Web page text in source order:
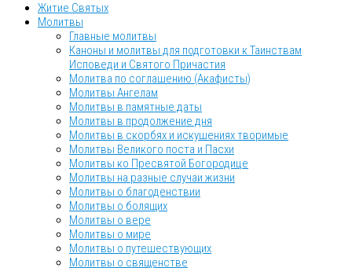
Житие Святых
Молитвы
Главные молитвы
Каноны и молитвы для подготовки к Таинствам
Исповеди и Святого Причастия
Молитва по соглашению (Акафисты)
Молитвы Ангелам
Молитвы в памятные даты
Молитвы в продолжение дня
Молитвы в скорбях и искушениях творимые
Молитвы Великого поста и Пасхи
Молитвы ко Пресвятой Богородице
Молитвы на разные случаи жизни
Молитвы о благоденствии
Молитвы о болящих
Молитвы о вере
Молитвы о мире
Молитвы о путешествующих
Молитвы о священстве